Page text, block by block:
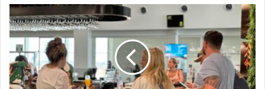
Guanacaste
despega:
aeropuerto
rompe
récord
histórico
y